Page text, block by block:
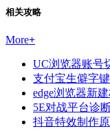
相关攻略
More+
UC浏览器账号
支付宝生僻字
edge浏览器新
5E对战平台诊
抖音特效制作